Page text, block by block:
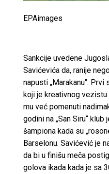
EPAimages
Sankcije uvedene
Savićevića da, ranije
napusti „Marakanu“.
koji je kreativnog
mu već pomenuti
godini na „San Siru“
šampiona kada su
Barselonu. Savićević je
da bi u finišu meča
golova ikada kada je sa